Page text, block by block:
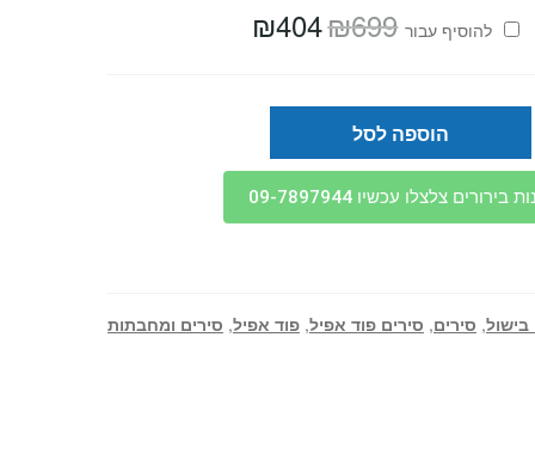
להוסיף⁦⁩ עבור
₪699 המחיר
המקורי₪404
הוספה לסל
בירורים צלצלו עכשיו 09-7897944
בישול, סירים, סירים פוד אפיל,פוד אפיל, סירים ומחבתות